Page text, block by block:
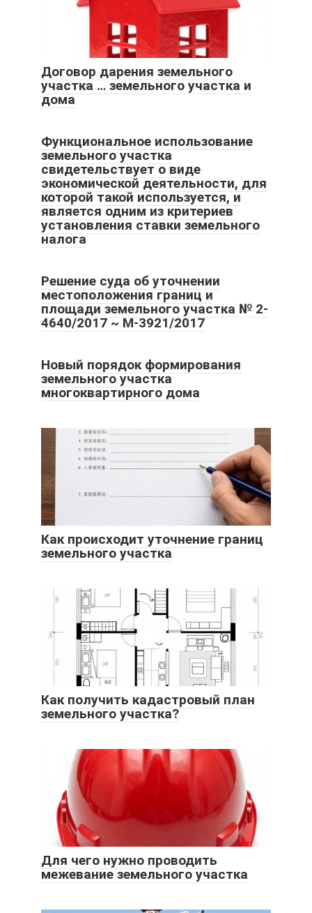
Договор дарения земельного
участка … земельного участка и
дома
Функциональное использование
земельного участка
свидетельствует о виде
экономической деятельности, для
которой такой используется, и
является одним из критериев
установления ставки земельного
налога
Решение суда об уточнении
местоположения границ и
площади земельного участка № 2-
4640/2017 ~ М-3921/2017
Новый порядок формирования
земельного участка
многоквартирного дома
Как происходит уточнение границ
земельного участка
Как получить кадастровый план
земельного участка?
Для чего нужно проводить
межевание земельного участка